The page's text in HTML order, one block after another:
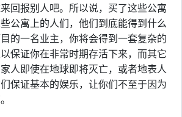
回报别人吧。所以说，买了这些公寓
公寓上的人们，他们到底能得到什么
的一名业主，你将会得到一套复杂的
保证你在非常时期存活下来，而其它
人即使在地球即将灭亡，或者地表人
保证基本的娱乐，让你们不至于因为